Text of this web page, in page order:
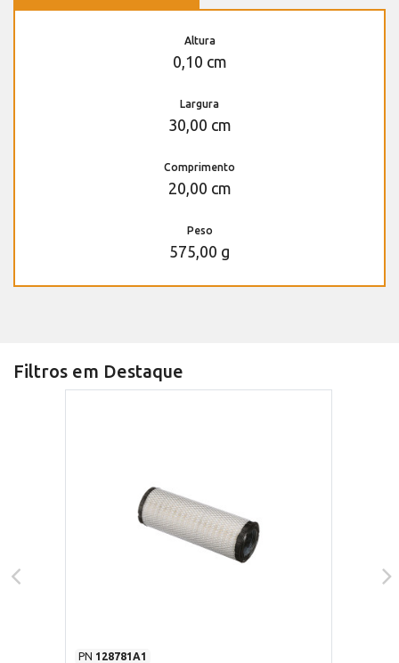
Altura
0,10 cm
Largura
30,00 cm
Comprimento
20,00 cm
Peso
575,00 g
Filtros em Destaque
PN 128781A1